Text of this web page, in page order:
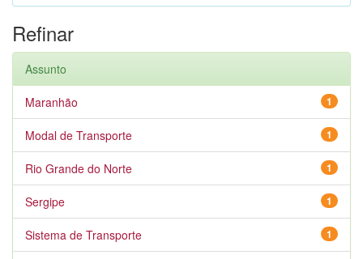
Refinar
Assunto
1
Maranhão
1
Modal de Transporte
1
Rio Grande do Norte
1
Sergipe
1
Sistema de Transporte